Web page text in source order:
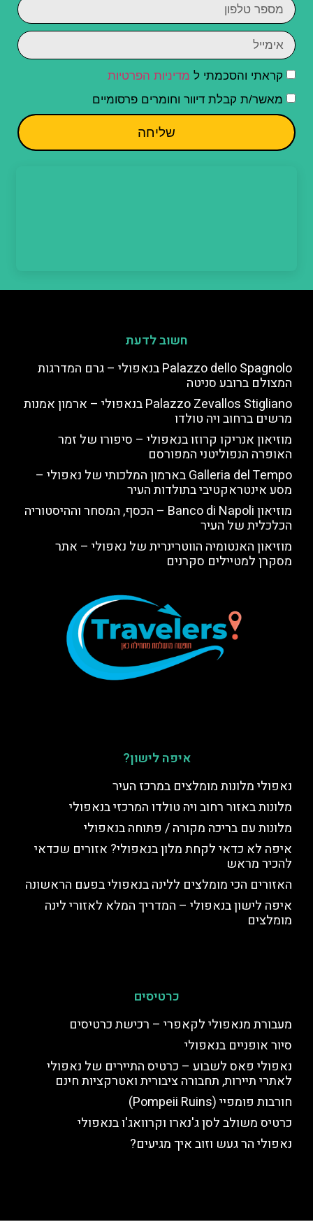
קראתי והסכמתי ל מדיניות הפרטיות
מאשר/ת קבלת דיוור וחומרים פרסומיים
שליחה
חשוב לדעת
Palazzo dello Spagnolo בנאפולי – גרם המדרגות
המצולם ברובע סניטה
Palazzo Zevallos Stigliano בנאפולי – ארמון אמנות
מרשים ברחוב ויה טולדו
מוזיאון אנריקו קרוזו בנאפולי – סיפורו של זמר
האופרה הנפוליטני המפורסם
Galleria del Tempo בארמון המלכותי של נאפולי –
מסע אינטראקטיבי בתולדות העיר
מוזיאון Banco di Napoli – הכסף, המסחר וההיסטוריה
הכלכלית של העיר
מוזיאון האנטומיה הווטרינרית של נאפולי – אתר
מסקרן למטיילים סקרנים
איפה לישון?
נאפולי מלונות מומלצים במרכז העיר
מלונות באזור רחוב ויה טולדו המרכזי בנאפולי
מלונות עם בריכה מקורה / פתוחה בנאפולי
איפה לא כדאי לקחת מלון בנאפולי? אזורים שכדאי
להכיר מראש
האזורים הכי מומלצים ללינה בנאפולי בפעם הראשונה
איפה לישון בנאפולי – המדריך המלא לאזורי לינה
מומלצים
כרטיסים
מעבורת מנאפולי לקאפרי – רכישת כרטיסים
סיור אופניים בנאפולי
נאפולי פאס לשבוע – כרטיס התיירים של נאפולי
לאתרי תיירות, תחבורה ציבורית ואטרקציות חינם
חורבות פומפיי (Pompeii Ruins)
כרטיס משולב לסן ג'נארו וקרוואג'ו בנאפולי
נאפולי הר געש וזוב איך מגיעים?